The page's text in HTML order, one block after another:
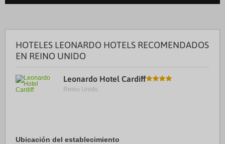
HOTELES LEONARDO HOTELS RECOMENDADOS
EN REINO UNIDO
Leonardo Hotel Cardiff
Reino Unido.
Ubicación del establecimiento